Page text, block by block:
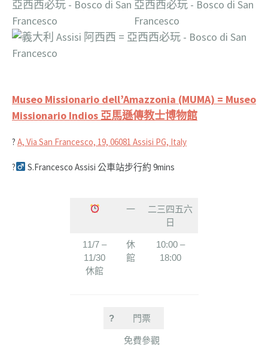
Museo Missionario dell’Amazzonia (MUMA) = Museo
Missionario Indios 亞馬遜傳教士博物館
? A, Via San Francesco, 19, 06081 Assisi PG, Italy
?‍ S.Francesco Assisi 公車站步行約 9mins
一
二三四五六
日
11/7 –
11/30
休館
休
館
10:00 –
18:00
? 門票
免費參觀